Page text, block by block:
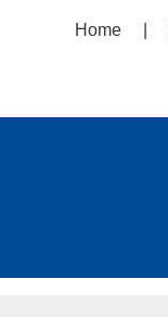
Home